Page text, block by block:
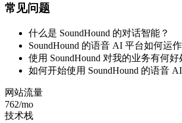
常见问题
什么是 SoundHound 的对话智能？
SoundHound 的语音 AI 平台如何运作
使用 SoundHound 对我的业务有何好
如何开始使用 SoundHound 的语音
网站流量
762/mo
技术栈